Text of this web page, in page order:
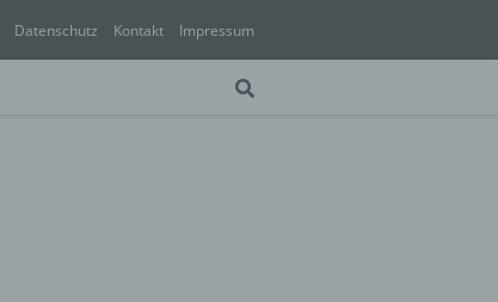
Datenschutz Kontakt Impressum